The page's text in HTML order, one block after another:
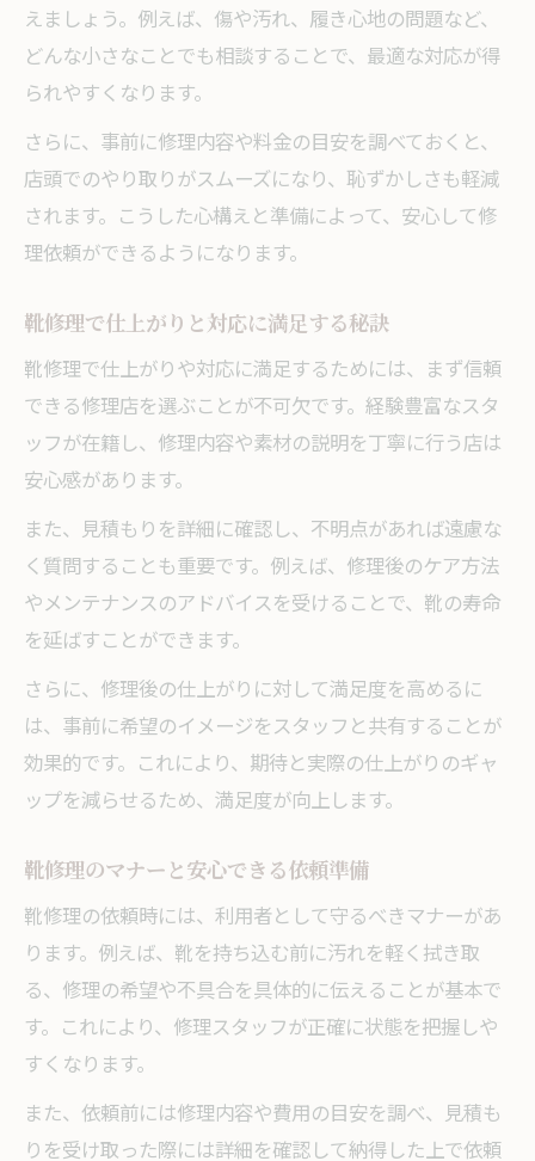
納得して靴修理を頼むための遵守事項まとめ
靴修理依頼で後悔しないための確認事項
靴修理の事前相談と見積もりの重要性
靴修理店との信頼関係を築くポイント
靴修理の遵守事項を押さえた依頼方法
靴修理を安心して任せるための心構え
えましょう。例えば、傷や汚れ、履き心地の問題など、
どんな小さなことでも相談することで、最適な対応が得
られやすくなります。
さらに、事前に修理内容や料金の目安を調べておくと、
店頭でのやり取りがスムーズになり、恥ずかしさも軽減
されます。こうした心構えと準備によって、安心して修
理依頼ができるようになります。
靴修理で仕上がりと対応に満足する秘訣
靴修理で仕上がりや対応に満足するためには、まず信頼
できる修理店を選ぶことが不可欠です。経験豊富なスタ
ッフが在籍し、修理内容や素材の説明を丁寧に行う店は
安心感があります。
また、見積もりを詳細に確認し、不明点があれば遠慮な
く質問することも重要です。例えば、修理後のケア方法
やメンテナンスのアドバイスを受けることで、靴の寿命
を延ばすことができます。
さらに、修理後の仕上がりに対して満足度を高めるに
は、事前に希望のイメージをスタッフと共有することが
効果的です。これにより、期待と実際の仕上がりのギャ
ップを減らせるため、満足度が向上します。
靴修理のマナーと安心できる依頼準備
靴修理の依頼時には、利用者として守るべきマナーがあ
ります。例えば、靴を持ち込む前に汚れを軽く拭き取
る、修理の希望や不具合を具体的に伝えることが基本で
す。これにより、修理スタッフが正確に状態を把握しや
すくなります。
また、依頼前には修理内容や費用の目安を調べ、見積も
りを受け取った際には詳細を確認して納得した上で依頼